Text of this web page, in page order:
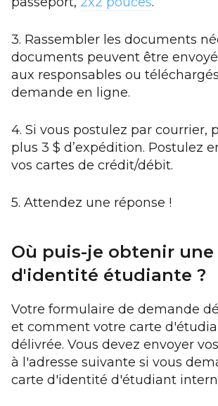
3. Rassembler les documents
documents peuvent être
aux responsables ou
demande en ligne.
4. Si vous postulez par courrier,
plus 3 $ d’expédition. Postulez
vos cartes de crédit/débit.
5. Attendez une réponse !
Où puis-je obtenir une
d'identité étudiante ?
Votre formulaire de demande
et comment votre carte
délivrée. Vous devez envoyer
à l'adresse suivante si vous
carte d'identité d'étudiant